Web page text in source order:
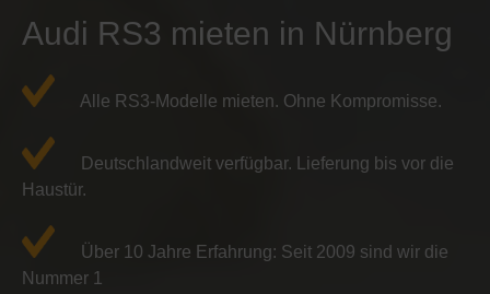
Audi RS3 mieten in Nürnberg
Alle RS3-Modelle mieten. Ohne Kompromisse.
Deutschlandweit verfügbar. Lieferung bis vor die
Haustür.
Über 10 Jahre Erfahrung: Seit 2009 sind wir die
Nummer 1